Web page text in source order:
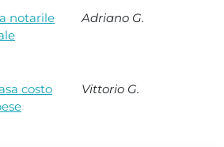
notarile
Adriano G.
costo
Vittorio G.